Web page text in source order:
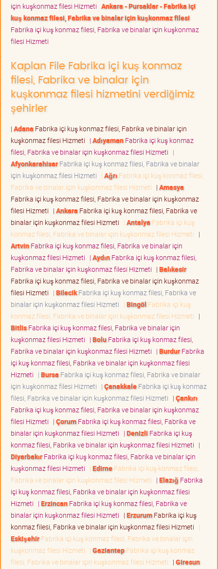
için kuşkonmaz filesi Hizmeti Ankara - Pursaklar - Fabrika içi
kuş konmaz filesi, Fabrika ve binalar için kuşkonmaz filesi
Fabrika içi kuş konmaz filesi, Fabrika ve binalar için kuşkonmaz
filesi Hizmeti
Kaplan File Fabrika içi kuş konmaz
filesi, Fabrika ve binalar için
kuşkonmaz filesi hizmetini verdiğimiz
şehirler
| Adana Fabrika içi kuş konmaz filesi, Fabrika ve binalar için
kuşkonmaz filesi Hizmeti | AdıyamanFabrika içi kuş konmaz
filesi, Fabrika ve binalar için kuşkonmaz filesi Hizmeti |
AfyonkarahisarFabrika içi kuş konmaz filesi, Fabrika ve binalar
için kuşkonmaz filesi Hizmeti | Ağrı Fabrika içi kuş konmaz filesi,
Fabrika ve binalar için kuşkonmaz filesi Hizmeti | Amasya
Fabrika içi kuş konmaz filesi, Fabrika ve binalar için kuşkonmaz
filesi Hizmeti | Ankara Fabrika içi kuş konmaz filesi, Fabrika ve
binalar için kuşkonmaz filesi Hizmeti | Antalya Fabrika içi kuş
konmaz filesi, Fabrika ve binalar için kuşkonmaz filesi Hizmeti |
ArtvinFabrika içi kuş konmaz filesi, Fabrika ve binalar için
kuşkonmaz filesi Hizmeti | AydınFabrika içi kuş konmaz filesi,
Fabrika ve binalar için kuşkonmaz filesi Hizmeti | Balıkesir
Fabrika içi kuş konmaz filesi, Fabrika ve binalar için kuşkonmaz
filesi Hizmeti | BilecikFabrika içi kuş konmaz filesi, Fabrika ve
binalar için kuşkonmaz filesi Hizmeti | Bingöl Fabrika içi kuş
konmaz filesi, Fabrika ve binalar için kuşkonmaz filesi Hizmeti |
BitlisFabrika içi kuş konmaz filesi, Fabrika ve binalar için
kuşkonmaz filesi Hizmeti | BoluFabrika içi kuş konmaz filesi,
Fabrika ve binalar için kuşkonmaz filesi Hizmeti | BurdurFabrika
içi kuş konmaz filesi, Fabrika ve binalar için kuşkonmaz filesi
Hizmeti | Bursa Fabrika içi kuş konmaz filesi, Fabrika ve binalar
için kuşkonmaz filesi Hizmeti | ÇanakkaleFabrika içi kuş konmaz
filesi, Fabrika ve binalar için kuşkonmaz filesi Hizmeti | Çankırı
Fabrika içi kuş konmaz filesi, Fabrika ve binalar için kuşkonmaz
filesi Hizmeti | ÇorumFabrika içi kuş konmaz filesi, Fabrika ve
binalar için kuşkonmaz filesi Hizmeti | Denizli Fabrika içi kuş
konmaz filesi, Fabrika ve binalar için kuşkonmaz filesi Hizmeti |
DiyarbakırFabrika içi kuş konmaz filesi, Fabrika ve binalar için
kuşkonmaz filesi Hizmeti | EdirneFabrika içi kuş konmaz filesi,
Fabrika ve binalar için kuşkonmaz filesi Hizmeti | Elazığ Fabrika
içi kuş konmaz filesi, Fabrika ve binalar için kuşkonmaz filesi
Hizmeti | ErzincanFabrika içi kuş konmaz filesi, Fabrika ve
binalar için kuşkonmaz filesi Hizmeti | ErzurumFabrika içi kuş
konmaz filesi, Fabrika ve binalar için kuşkonmaz filesi Hizmeti |
EskişehirFabrika içi kuş konmaz filesi, Fabrika ve binalar için
kuşkonmaz filesi Hizmeti | GaziantepFabrika içi kuş konmaz
filesi, Fabrika ve binalar için kuşkonmaz filesi Hizmeti | Giresun